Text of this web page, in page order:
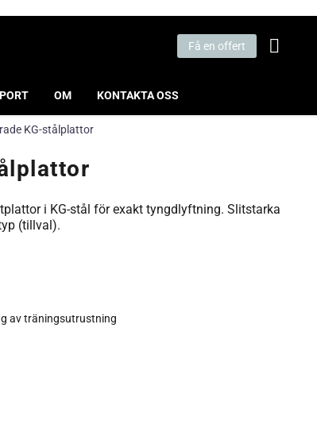
Få en offert
OM KONTAKTA OSS
KG-stålplattor
i KG-stål för exakt tyngdlyftning. Slitstarka
(tillval).
av träningsutrustning